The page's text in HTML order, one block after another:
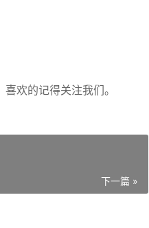
欢的记得关注我们。
下一篇 »